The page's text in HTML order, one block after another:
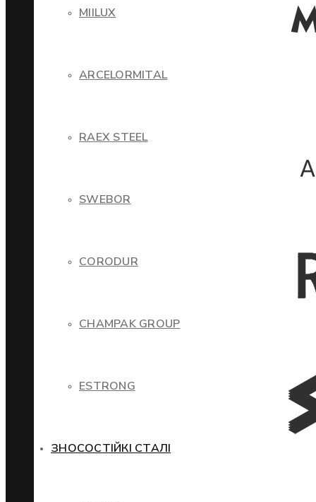
MIILUX
ARCELORMITAL
RAEX STEEL
SWEBOR
CORODUR
CHAMPAK GROUP
ESTRONG
ЗНОСОСТІЙКІ СТАЛІ